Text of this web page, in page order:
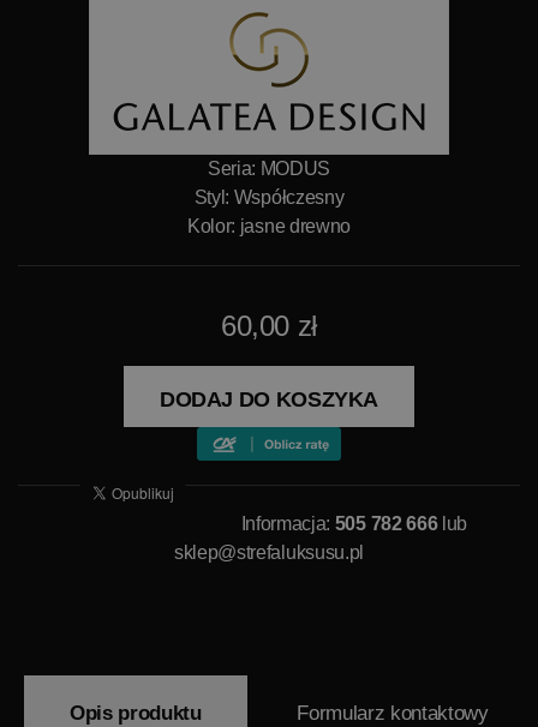
Seria: MODUS
Styl: Współczesny
Kolor: jasne drewno
60,00 zł
DODAJ DO KOSZYKA
Informacja: 505 782 666lub
sklep@strefaluksusu.pl
Opis produktu Formularz kontaktowy